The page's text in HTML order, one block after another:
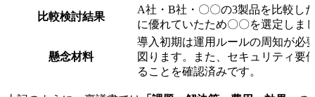
比較検討結果
A社・B社・〇〇の3製品を比較し
に優れていたため〇〇を選定しま
懸念材料
導入初期は運用ルールの周知が必
図ります。また、セキュリティ要
ることを確認済みです。